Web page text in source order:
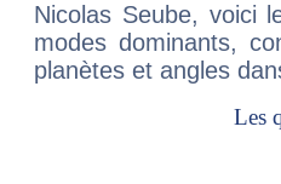
Nicolas Seube, voici
modes dominants,
planètes et angles